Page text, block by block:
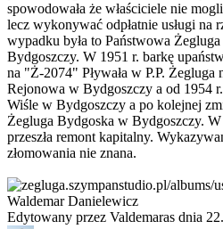
spowodowała że właściciele nie
lecz wykonywać odpłatnie usługi na
wypadku była to Państwowa
Bydgoszczy. W 1951 r. barkę
na "Ż-2074" Pływała w P.P. Żegluga
Rejonowa w Bydgoszczy a od 1954
Wiśle w Bydgoszczy a po kolejnej
Żegluga Bydgoska w Bydgoszczy.
przeszła remont kapitalny.
złomowania nie znana.
Waldemar Danielewicz
Edytowany przez Valdemaras dnia